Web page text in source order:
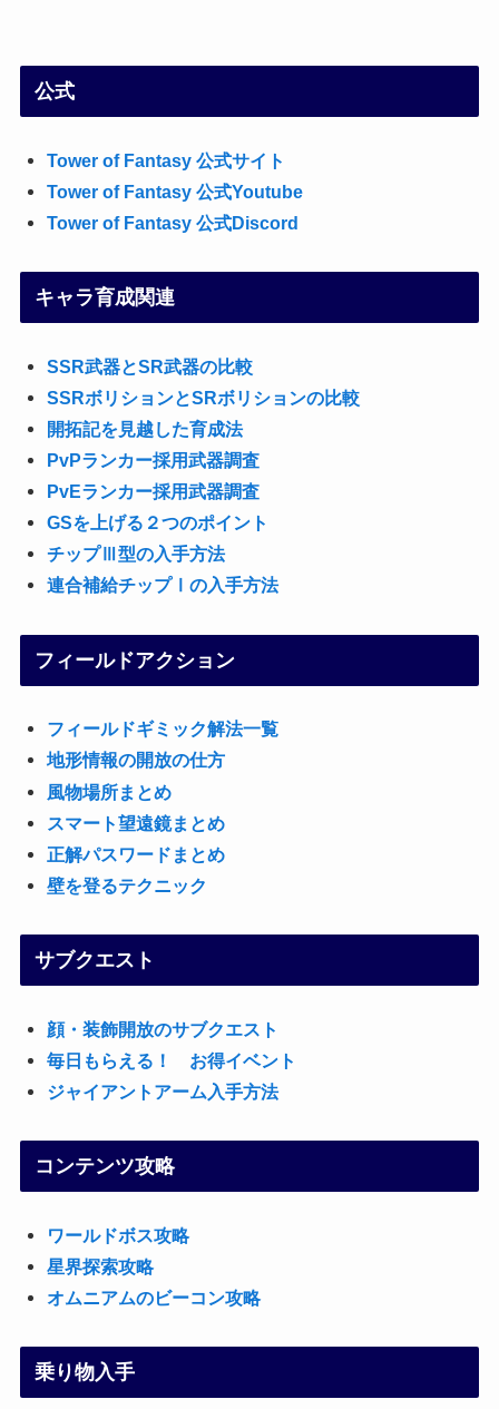
公式
Tower of Fantasy 公式サイト
Tower of Fantasy 公式Youtube
Tower of Fantasy 公式Discord
キャラ育成関連
SSR武器とSR武器の比較
SSRボリションとSRボリションの比較
開拓記を見越した育成法
PvPランカー採用武器調査
PvEランカー採用武器調査
GSを上げる２つのポイント
チップⅢ型の入手方法
連合補給チップⅠの入手方法
フィールドアクション
フィールドギミック解法一覧
地形情報の開放の仕方
風物場所まとめ
スマート望遠鏡まとめ
正解パスワードまとめ
壁を登るテクニック
サブクエスト
顔・装飾開放のサブクエスト
毎日もらえる！ お得イベント
ジャイアントアーム入手方法
コンテンツ攻略
ワールドボス攻略
星界探索攻略
オムニアムのビーコン攻略
乗り物入手